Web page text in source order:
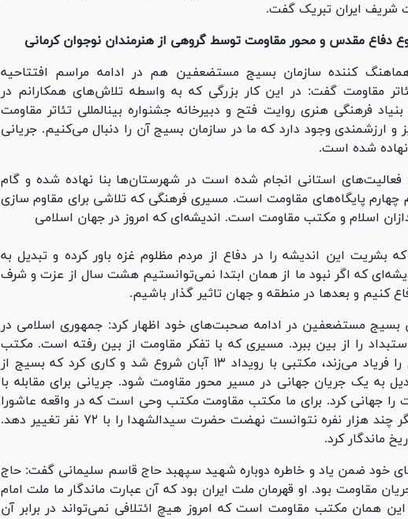
شریف ایران تبریک گفت.
دفاع مقدس و محور مقاومت توسط گروهی از هنرمندان نوجوان کرمانی
کننده سازمان بسیج مستضعفین هم در ادامه مراسم افتتاحیه
مقاومت گفت: در این کار بزرگی که به واسطه تلاش‌های همکارانم در
فرهنگی هنری روایت فتح و دبیرخانه جشنواره بینالمللی تئاتر مقاومت
و ارزشمندی وجود دارد که ما در سازمان بسیج آن را دنبال می‌کنیم. جریانی
نهاده شده است.
استانی انجام شده است در شهرستان‌ها بنا نهاده شده و گام
پایگاه‌های مقاومت است. مسیری فرهنگی که تلاشی برای مقاوم سازی
اسلام و مکتب مقاومت است. اندیشه‌ای که امروز در جهان اسلامی
این اندیشه را در دفاع از مردم مظلوم غزه باور کرده و تبدیل به
که اگر نبود ما از همان ابتدا نمی‌توانستیم هشت سال از عزت و شرف
کنیم و بعد‌ها در منطقه و جهان تاثیر گذار باشیم.
بسیج مستضعفین در ادامه صحبت‌های خود اظهار کرد: جمهوری اسلامی در
را از بین ببرد. مسیری که با تفکر مقاومت از بین رفته است. مکتب
مقاومت مکتب استکبار ستیزی را فریاد می‌زند، مکتبی با رویداد ۱۳ آبان شروع شد و کاری کرد که بسیج از
به یک جریان جهانی در مسیر محور مقاومت شود. جریانی برای مقابله با
را جهانی کرد. برای ما مکتب مقاومت مکتب وحی است که در واقعه عاشورا
به اوج رسید. مکتبی که یک لشگر چند هزار نفره نتوانست نهضت حضرت سیدالشهدا را با ۷۲ نفر تغییر دهد.
ماندگار کرد.
خود ضمن یاد و خاطره دوباره شهید سپهبد حاج قاسم سلیمانی گفت: حاج
مقاومت بود. او قهرمان ملت ایران بود که آن عبارت ماندگار ما ملت امام
همان مکتب مقاومت است که امروز هیچ ائتلافی نمی‌تواند در برابر آن